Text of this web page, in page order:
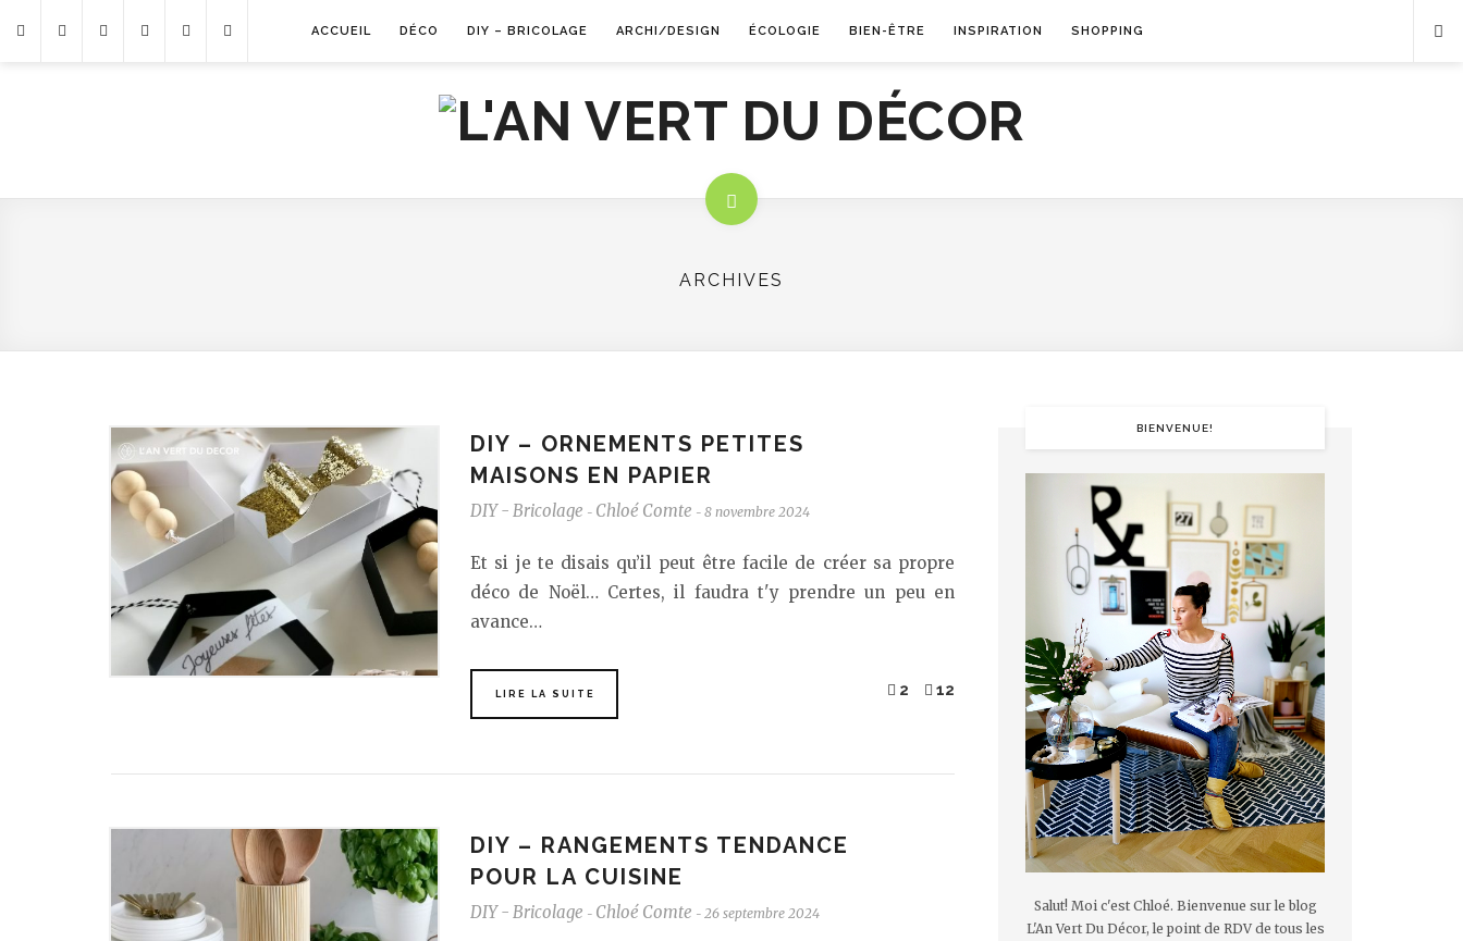
ACCUEIL DÉCO DIY – BRICOLAGE ARCHI/DESIGN ÉCOLOGIE BIEN-ÊTRE INSPIRATION SHOPPING
ARCHIVES
DIY – ORNEMENTS PETITES
MAISONS EN PAPIER
DIY - Bricolage - Chloé Comte - 8 novembre 2024
Et si je te disais qu’il peut être facile de créer sa propre
déco de Noël… Certes, il faudra t'y prendre un peu en
avance…
LIRE LA SUITE 2 12
DIY – RANGEMENTS TENDANCE
POUR LA CUISINE
DIY - Bricolage - Chloé Comte - 26 septembre 2024
BIENVENUE!
Salut! Moi c'est Chloé. Bienvenue sur le blog
L'An Vert Du Décor, le point de RDV de tous les